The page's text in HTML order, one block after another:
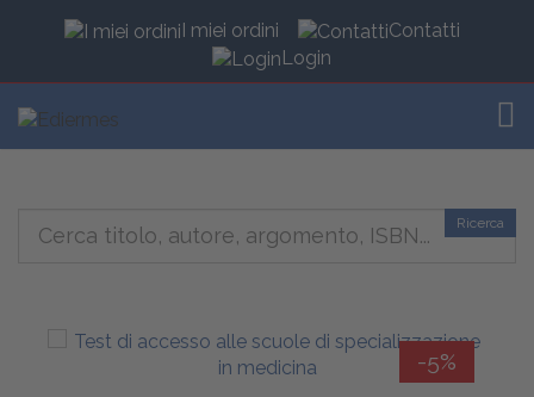
I miei ordini
Contatti
Login
Ricerca
-5%